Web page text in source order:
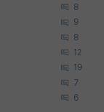
8
9
8
12
19
7
6